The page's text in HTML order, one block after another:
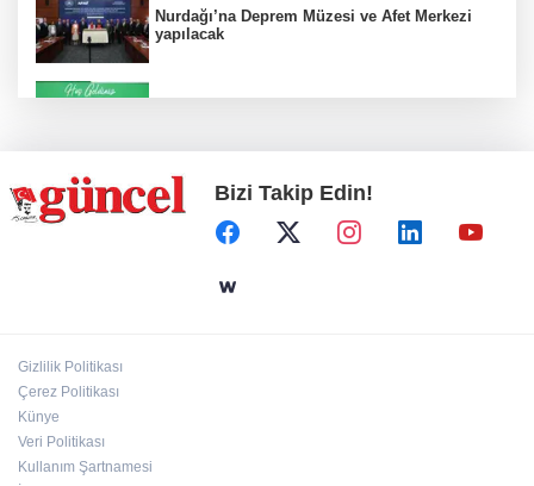
Nurdağı’na Deprem Müzesi ve Afet Merkezi
yapılacak
Koruma altındaki çocuklar sporla buluşuyor
Bizi Takip Edin!
Gizlilik Politikası
Çerez Politikası
Künye
Veri Politikası
Kullanım Şartnamesi